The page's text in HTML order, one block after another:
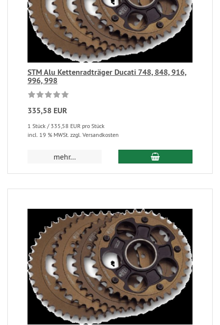
STM Alu Kettenradträger Ducati 748, 848, 916,
996, 998
335,58 EUR
1 Stück / 335,58 EUR pro Stück
incl. 19 % MWSt. zzgl. Versandkosten
mehr...